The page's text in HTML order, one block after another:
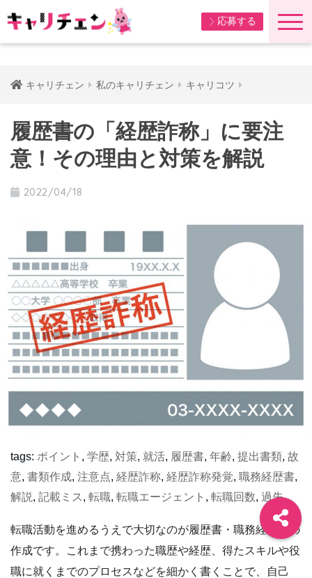
応募する
キャリチェン 私のキャリチェン キャリコツ
履歴書の「経歴詐称」に要注
意！その理由と対策を解説
2022/04/18
tags: ポイント , 学歴, 対策, 就活, 履歴書, 年齢, 提出書類, 故
意, 書類作成, 注意点, 経歴詐称, 経歴詐称発覚, 職務経歴書,
解説, 記載ミス , 転職, 転職エージェント , 転職回数, 過失
転職活動を進めるうえで大切なのが履歴書・職務経歴書の
作成です。これまで携わった職歴や経歴、得たスキルや役
職に就くまでのプロセスなどを細かく書くことで、自己